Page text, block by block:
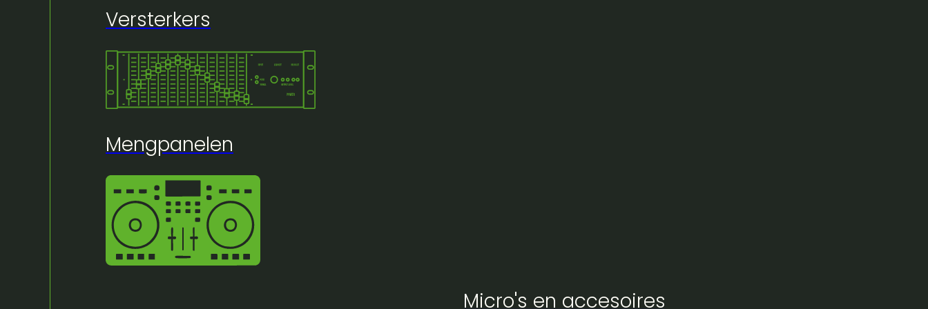
Versterkers
Mengpanelen
Micro's en accesoires
Huur bij Artifex:
Sennheiser EW Digital met 945cardioid- 520- 576mhz